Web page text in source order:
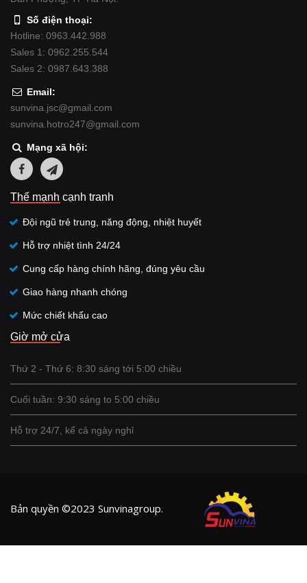
Số điện thoại:
Hotline: 0963.442.988
Sales 1: 0962.255.544
Sales 2: 0987.643.388
Email:
sunvina.jsc@gmail.com
sunvina.hotro247@gmail.com
Mạng xã hội:
Thế mạnh cạnh tranh
Đội ngũ trẻ trung, năng động, nhiệt huyết
Hỗ trợ nhiệt tình 24/24
Cung cấp hàng chính hãng, đúng yêu cầu
Giao hàng nhanh chóng
Mức chiết khấu cao
Giờ mở cửa
Thứ 2 - Thứ 6: 8:30 sáng tới 5:00 chiều
Cuối tuần: 9:30 sáng to 5:00 chiều
Hỗ trợ 24/7, kể cả ngày nghỉ
Bản quyền ©2023 Sunvinagroup.